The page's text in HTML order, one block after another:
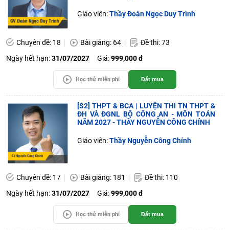
Giáo viên:Thầy Đoàn Ngọc Duy Trình
Chuyên đề: 18 Bài giảng: 64
Đề thi: 73
Ngày hết hạn:31/07/2027 Giá:999,000 đ
Học thử miễn phí Đặt mua
[S2] THPT & BCA | LUYỆN THI TN THPT &
ĐH VÀ ĐGNL BỘ CÔNG AN - MÔN TOÁN
NĂM 2027 - THẦY NGUYỄN CÔNG CHÍNH
Giáo viên:Thầy Nguyễn Công Chính
Chuyên đề: 17 Bài giảng: 181
Đề thi: 110
Ngày hết hạn:31/07/2027 Giá:999,000 đ
Học thử miễn phí Đặt mua